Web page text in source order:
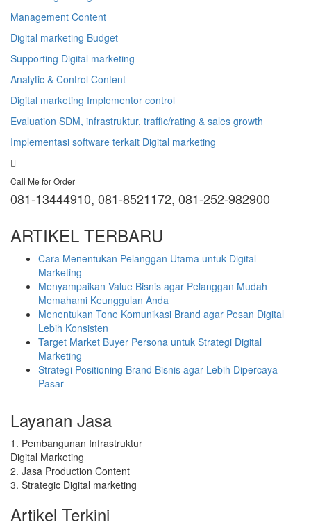
Management Content
Digital marketing Budget
Supporting Digital marketing
Analytic & Control Content
Digital marketing Implementor control
Evaluation SDM, infrastruktur, traffic/rating & sales growth
Implementasi software terkait Digital marketing
Call Me for Order
081-13444910, 081-8521172, 081-252-982900
ARTIKEL TERBARU
Cara Menentukan Pelanggan Utama untuk Digital
Marketing
Menyampaikan Value Bisnis agar Pelanggan Mudah
Memahami Keunggulan Anda
Menentukan Tone Komunikasi Brand agar Pesan Digital
Lebih Konsisten
Target Market Buyer Persona untuk Strategi Digital
Marketing
Strategi Positioning Brand Bisnis agar Lebih Dipercaya
Pasar
Layanan Jasa
1. Pembangunan Infrastruktur
Digital Marketing
2. Jasa Production Content
3. Strategic Digital marketing
Artikel Terkini